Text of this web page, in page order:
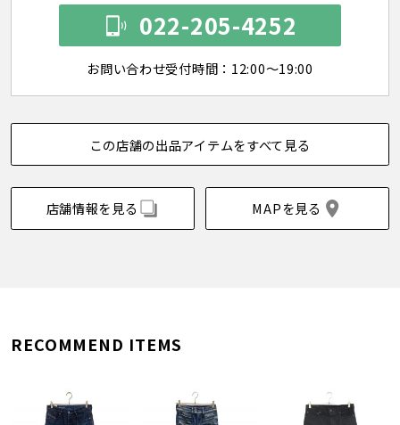
022-205-4252
お問い合わせ受付時間：12:00～19:00
この店舗の出品アイテムをすべて見る
店舗情報を見る MAPを見る
RECOMMEND ITEMS